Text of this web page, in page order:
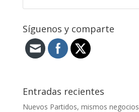
Síguenos y comparte
Entradas recientes
Nuevos Partidos, mismos negocios